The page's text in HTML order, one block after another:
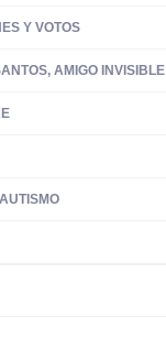
Y VOTOS
AMIGO INVISIBLE